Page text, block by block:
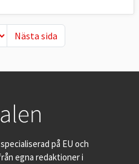
Nästa sida
Nästa sida
på EU och
egna redaktioner i